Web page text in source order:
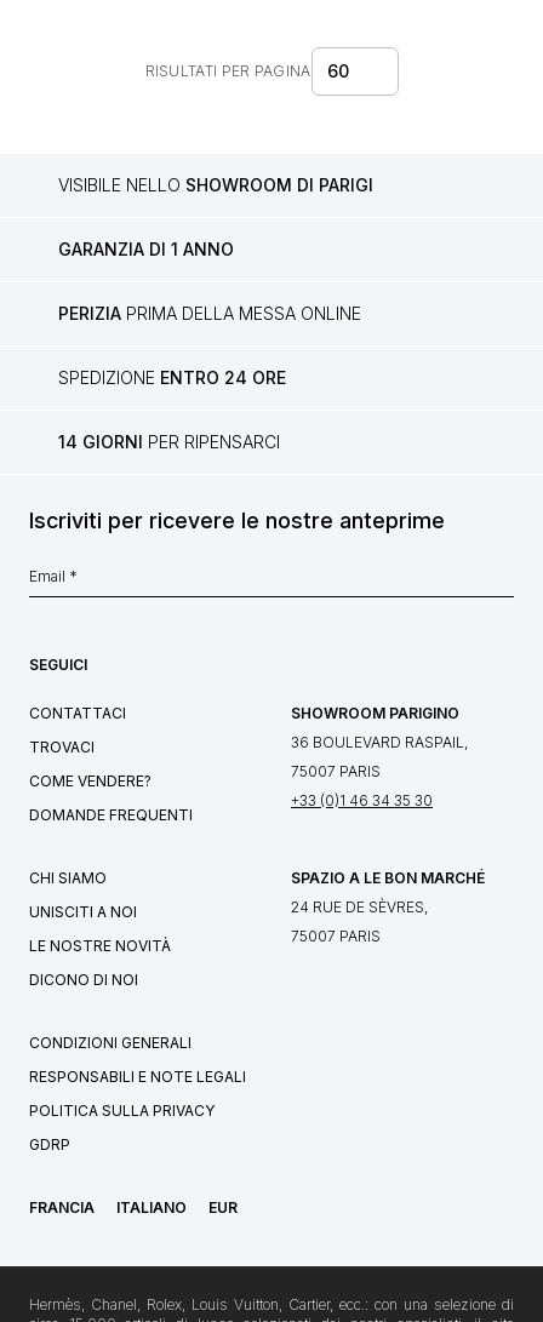
RISULTATI PER PAGINA 60
VISIBILE NELLO SHOWROOM DI PARIGI
GARANZIA DI 1 ANNO
PERIZIA PRIMA DELLA MESSA ONLINE
SPEDIZIONE ENTRO 24 ORE
14 GIORNI PER RIPENSARCI
Iscriviti per ricevere le nostre anteprime
SEGUICI
CONTATTACI
TROVACI
COME VENDERE?
DOMANDE FREQUENTI
SHOWROOM PARIGINO
36 BOULEVARD RASPAIL,
75007 PARIS
+33 (0)1 46 34 35 30
CHI SIAMO
UNISCITI A NOI
LE NOSTRE NOVITÀ
DICONO DI NOI
SPAZIO A LE BON MARCHÉ
24 RUE DE SÈVRES,
75007 PARIS
CONDIZIONI GENERALI
RESPONSABILI E NOTE LEGALI
POLITICA SULLA PRIVACY
GDRP
FRANCIA ITALIANO EUR
Hermès, Chanel, Rolex, Louis Vuitton, Cartier, ecc.: con una selezione di